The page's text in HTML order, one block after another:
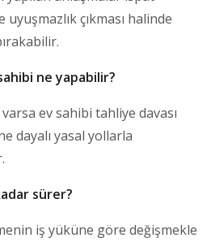
uyuşmazlık çıkması halinde
ne yapabilir?
ev sahibi tahliye davası
dayalı yasal yollarla
sürer?
iş yüküne göre değişmekle